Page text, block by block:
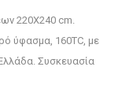
220X240 cm.
ύφασμα, 160TC, με
Συσκευασία